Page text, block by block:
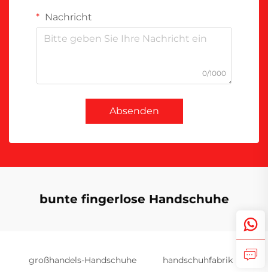
Nachricht
0/1000
Absenden
bunte fingerlose Handschuhe
großhandels-Handschuhe handschuhfabrik